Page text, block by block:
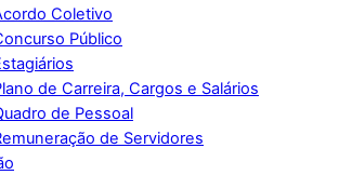
Coletivo
Público
de Carreira, Cargos e Salários
de Pessoal
de Servidores